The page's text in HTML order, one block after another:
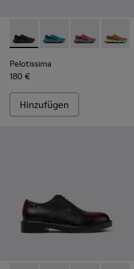
Pelotissima - K101109-006
Pelotissima -Pelotissima -
Pelotissima
180 €
Hinzufügen